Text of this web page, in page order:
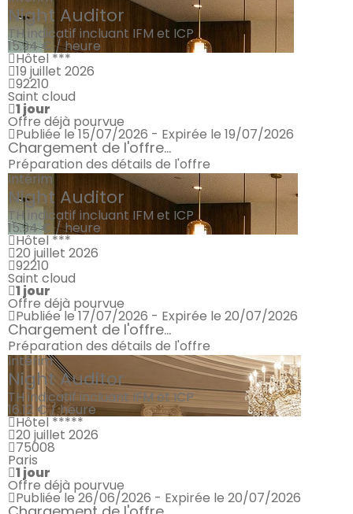
Night Auditor
TH indicatif incluant IFM et ICP
15.94 € / heure
Hôtel ***
19 juillet 2026
92210
Saint cloud
1 jour
Offre déjà pourvue
Publiée le 15/07/2026 - Expirée le 19/07/2026
Chargement de l'offre...
Préparation des détails de l'offre
Intérim
Night Auditor
TH indicatif incluant IFM et ICP
15.94 € / heure
Hôtel ***
20 juillet 2026
92210
Saint cloud
1 jour
Offre déjà pourvue
Publiée le 17/07/2026 - Expirée le 20/07/2026
Chargement de l'offre...
Préparation des détails de l'offre
Intérim
Night Auditor
TH indicatif incluant IFM et ICP
16.12 € / heure
Hôtel *****
20 juillet 2026
75008
Paris
1 jour
Offre déjà pourvue
Publiée le 26/06/2026 - Expirée le 20/07/2026